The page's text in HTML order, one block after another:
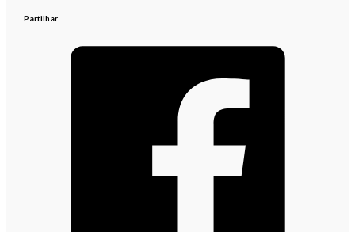
Partilhar